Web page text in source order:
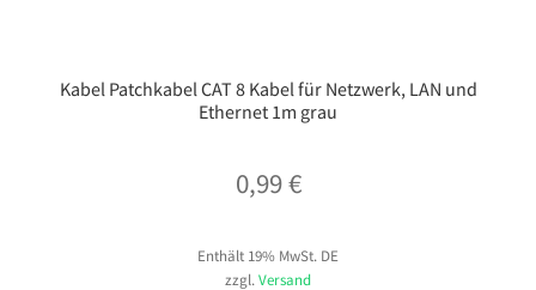
Kabel Patchkabel CAT 8 Kabel für Netzwerk, LAN und
Ethernet 1m grau
0,99€
Enthält 19% MwSt. DE
zzgl. Versand